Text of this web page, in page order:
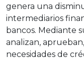
genera una
intermediarios
bancos. Mediante
analizan,
necesidades de